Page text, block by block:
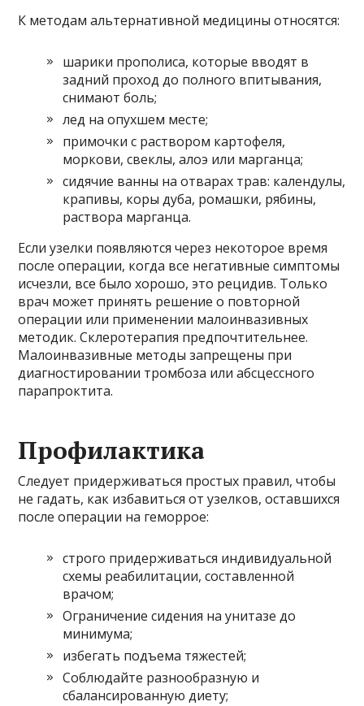
К методам альтернативной медицины относятся:
шарики прополиса, которые вводят в
задний проход до полного впитывания,
снимают боль;
лед на опухшем месте;
примочки с раствором картофеля,
моркови, свеклы, алоэ или марганца;
сидячие ванны на отварах трав: календулы,
крапивы, коры дуба, ромашки, рябины,
раствора марганца.
Если узелки появляются через некоторое время
после операции, когда все негативные симптомы
исчезли, все было хорошо, это рецидив. Только
врач может принять решение о повторной
операции или применении малоинвазивных
методик. Склеротерапия предпочтительнее.
Малоинвазивные методы запрещены при
диагностировании тромбоза или абсцессного
парапроктита.
Профилактика
Следует придерживаться простых правил, чтобы
не гадать, как избавиться от узелков, оставшихся
после операции на геморрое:
строго придерживаться индивидуальной
схемы реабилитации, составленной
врачом;
Ограничение сидения на унитазе до
минимума;
избегать подъема тяжестей;
Соблюдайте разнообразную и
сбалансированную диету;